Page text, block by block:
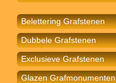
Belettering Grafstenen
Dubbele Grafstenen
Exclusieve Grafstenen
Glazen Grafmonumenten